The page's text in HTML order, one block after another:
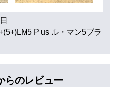
Plus ル・マン5プラ
らのレビュー